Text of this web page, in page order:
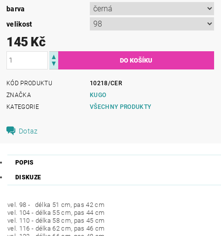
barva
velikost
145 Kč
KÓD PRODUKTU
10218/CER
ZNAČKA
KUGO
KATEGORIE
VŠECHNY PRODUKTY
Dotaz
POPIS
DISKUZE
vel. 98 - délka 51 cm, pas 42 cm
vel. 104 - délka 55 cm, pas 44 cm
vel. 110 - délka 58 cm, pas 45 cm
vel. 116 - délka 62 cm, pas 46 cm